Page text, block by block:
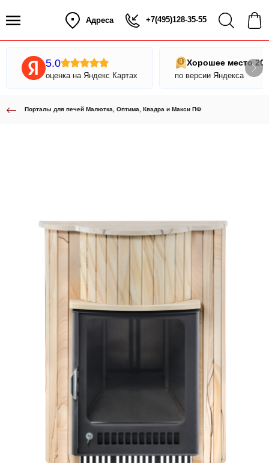
Адреса +7(495)128-35-55
5.0
оценка на Яндекс Картах
Хорошее место
по версии Яндекса
Порталы для печей Малютка, Оптима, Квадра и Макси ПФ